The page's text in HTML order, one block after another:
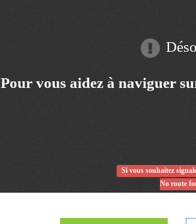
Pour vous aidez à naviguer
Si vous souhaitez
No route